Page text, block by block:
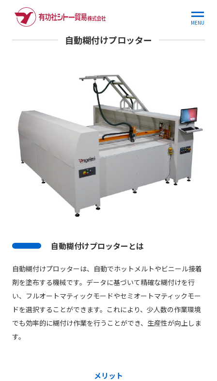
MENU
ホーム商品情報 自動糊付けプロッター
自動糊付けプロッター
自動糊付けプロッターとは
自動糊付けプロッターは、自動でホットメルトやビニール接着
剤を塗布する機械です。データに基づいて精確な糊付けを行
い、フルオートマティックモードやセミオートマティックモー
ドを選択することができます。これにより、少人数の作業環境
でも効率的に糊付け作業を行うことができ、生産性が向上しま
す。
メリット